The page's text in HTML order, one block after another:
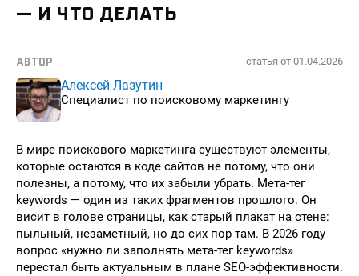
— И ЧТО ДЕЛАТЬ
АВТОР статья от 01.04.2026
Алексей Лазутин
Специалист по поисковому маркетингу
В мире поискового маркетинга существуют элементы,
которые остаются в коде сайтов не потому, что они
полезны, а потому, что их забыли убрать. Мета-тег
keywords — один из таких фрагментов прошлого. Он
висит в голове страницы, как старый плакат на стене:
пыльный, незаметный, но до сих пор там. В 2026 году
вопрос «нужно ли заполнять мета-тег keywords»
перестал быть актуальным в плане SEO-эффективности.